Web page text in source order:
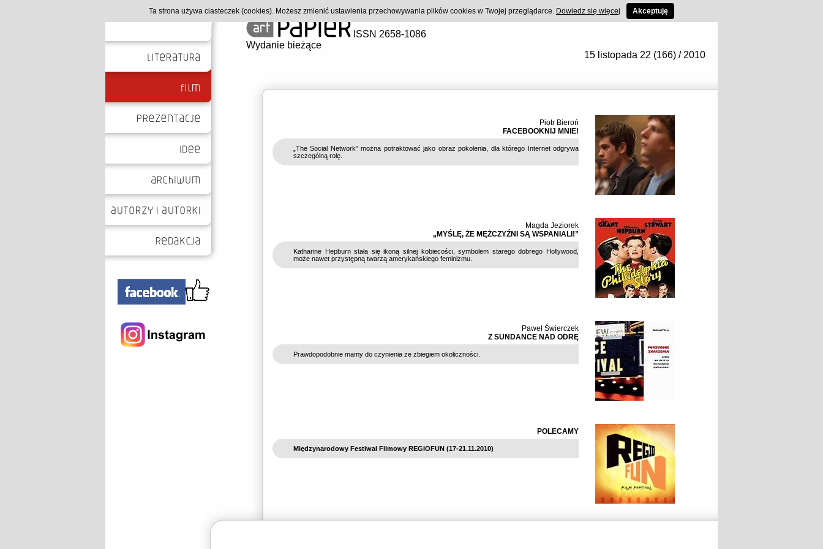
ISSN 2658-1086
Wydanie bieżące
15 listopada 22 (166) / 2010
Piotr Bieroń
FACEBOOKNIJ MNIE!
„The Social Network” można potraktować jako obraz pokolenia, dla którego Internet odgrywa
szczególną rolę.
Magda Jeziorek
„MYŚLĘ, ŻE MĘŻCZYŹNI SĄ WSPANIALI!”
Katharine Hepburn stała się ikoną silnej kobiecości, symbolem starego dobrego Hollywood,
może nawet przystępną twarzą amerykańskiego feminizmu.
Paweł Świerczek
Z SUNDANCE NAD ODRĘ
Prawdopodobnie mamy do czynienia ze zbiegiem okoliczności.
POLECAMY
Międzynarodowy Festiwal Filmowy REGIOFUN (17-21.11.2010)
Ta strona używa ciasteczek (cookies). Możesz zmienić ustawienia przechowywania plików cookies w Twojej przeglądarce. Dowiedz się więcej Akceptuję